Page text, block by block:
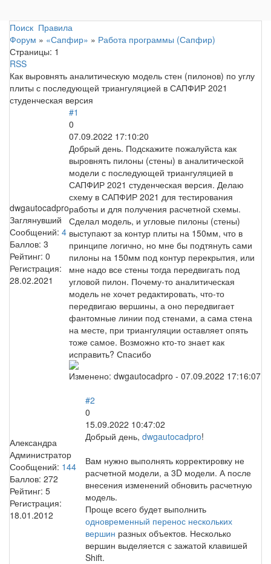
Поиск Правила
Форум » «Сапфир» » Работа программы (Сапфир)
Страницы: 1
RSS
Как выровнять аналитическую модель стен (пилонов) по углу
плиты с последующей триангуляцией в САПФИР 2021
студенческая версия
dwgautocadpro
Заглянувший
Сообщений: 4
Баллов: 3
Рейтинг: 0
Регистрация:
28.02.2021
#1
0
07.09.2022 17:10:20
Добрый день. Подскажите пожалуйста как
выровнять пилоны (стены) в аналитической
модели с последующей триангуляцией в
САПФИР 2021 студенческая версия. Делаю
схему в САПФИР 2021 для тестирования
работы и для получения расчетной схемы.
Сделал модель, и угловые пилоны (стены)
выступают за контур плиты на 150мм, что в
принципе логично, но мне бы подтянуть сами
пилоны на 150мм под контур перекрытия, или
мне надо все стены тогда передвигать под
угловой пилон. Почему-то аналитическая
модель не хочет редактировать, что-то
передвигаю вершины, а оно передвигает
фантомные линии под стенами, а сама стена
на месте, при триангуляции оставляет опять
тоже самое. Возможно кто-то знает как
исправить? Спасибо
Изменено: dwgautocadpro - 07.09.2022 17:16:07
Александра
Администратор
Сообщений: 144
Баллов: 272
Рейтинг: 5
Регистрация:
18.01.2012
#2
0
15.09.2022 10:47:02
Добрый день, dwgautocadpro!
Вам нужно выполнять корректировку не
расчетной модели, а 3D модели. А после
внесения изменений обновить расчетную
модель.
Проще всего будет выполнить
одновременный перенос нескольких
вершин разных объектов. Несколько
вершин выделяется с зажатой клавишей
Shift.